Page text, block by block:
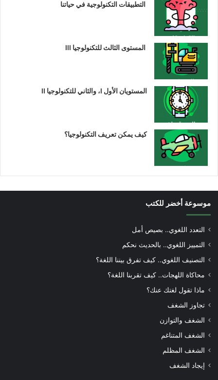
التطبيقات التكنولوجية في حياتنا
المستوى الثالث للتكنولوجيا III
المستويان الأول I، والثاني للتكنولوجيا II
كيف يمكن تعريف التكنولوجيا؟
موسوعة أخضر للكتب
التعدد اللغوي.. بصيص أمل
التمييز اللغوي.. بالحديث نحكم
التصنيف اللغوي.. كيف تفرق بيننا اللغة؟
محاكاة اللهجات.. كيف تقربنا اللغة؟
ماذا تقول لغتك عنك؟
تجاوز الشغف
الشغف والتوازن
الشغف المتناغم
الشغف المظلم
إيجاد الشغف